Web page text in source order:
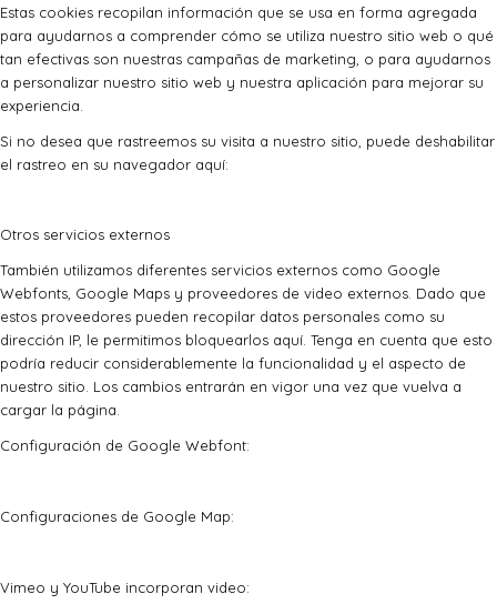
Estas cookies recopilan información que se usa en forma agregada
para ayudarnos a comprender cómo se utiliza nuestro sitio web o qué
tan efectivas son nuestras campañas de marketing, o para ayudarnos
a personalizar nuestro sitio web y nuestra aplicación para mejorar su
experiencia.
Si no desea que rastreemos su visita a nuestro sitio, puede deshabilitar
el rastreo en su navegador aquí:
Otros servicios externos
También utilizamos diferentes servicios externos como Google
Webfonts, Google Maps y proveedores de video externos. Dado que
estos proveedores pueden recopilar datos personales como su
dirección IP, le permitimos bloquearlos aquí. Tenga en cuenta que esto
podría reducir considerablemente la funcionalidad y el aspecto de
nuestro sitio. Los cambios entrarán en vigor una vez que vuelva a
cargar la página.
Configuración de Google Webfont:
Configuraciones de Google Map:
Vimeo y YouTube incorporan video: